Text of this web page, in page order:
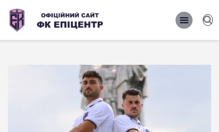
ОФІЦІЙНИЙ САЙТ ФК ЕПІЦЕНТР
ОФІЦІЙНИЙ САЙТ ФК ЕПІЦЕНТР
Матчі 2026/2027